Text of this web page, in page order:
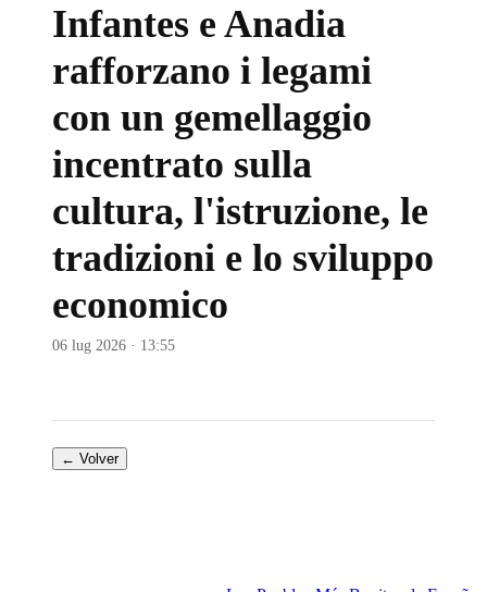
Infantes e Anadia
rafforzano i legami
con un gemellaggio
incentrato sulla
cultura, l'istruzione, le
tradizioni e lo sviluppo
economico
06 lug 2026 · 13:55
← Volver